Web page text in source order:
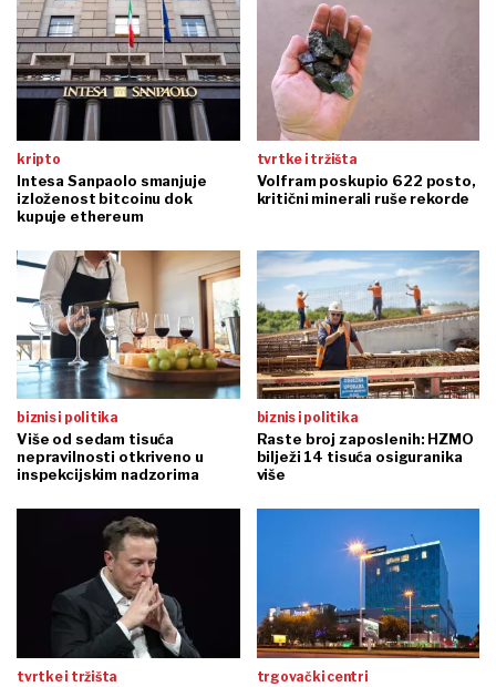
kripto
Intesa Sanpaolo smanjuje
izloženost bitcoinu dok
kupuje ethereum
tvrtke i tržišta
Volfram poskupio 622 posto,
kritični minerali ruše rekorde
biznis i politika
Više od sedam tisuća
nepravilnosti otkriveno u
inspekcijskim nadzorima
biznis i politika
Raste broj zaposlenih: HZMO
bilježi 14 tisuća osiguranika
više
tvrtke i tržišta trgovački centri